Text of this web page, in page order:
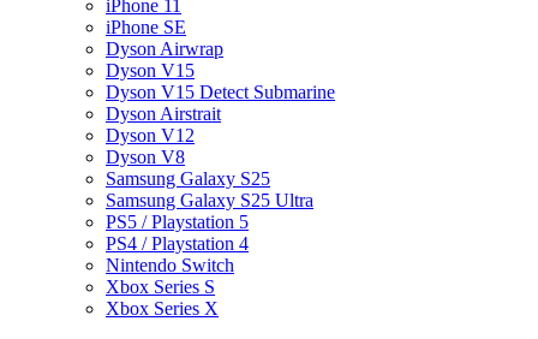
iPhone 11
iPhone SE
Dyson Airwrap
Dyson V15
Dyson V15 Detect Submarine
Dyson Airstrait
Dyson V12
Dyson V8
Samsung Galaxy S25
Samsung Galaxy S25 Ultra
PS5 / Playstation 5
PS4 / Playstation 4
Nintendo Switch
Xbox Series S
Xbox Series X